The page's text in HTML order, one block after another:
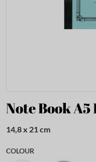
Note Book A5
14,8 x 21 cm
COLOUR